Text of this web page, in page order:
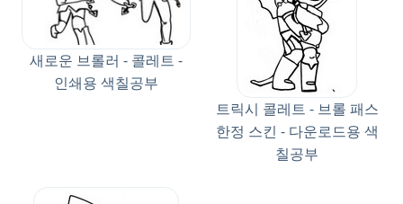
새로운 브롤러 - 콜레트 -
인쇄용 색칠공부
트릭시 콜레트 - 브롤 패스
한정 스킨 - 다운로드용 색
칠공부